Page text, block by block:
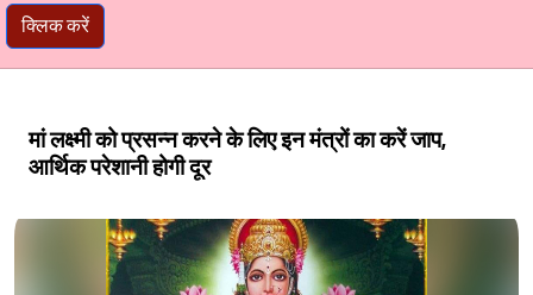
क्लिक करें
मां लक्ष्‍मी को प्रसन्न करने के लिए इन मंत्रों का करें जाप,
आर्थिक परेशानी होगी दूर